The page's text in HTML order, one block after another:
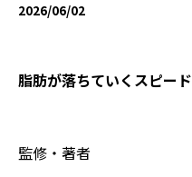
2026/06/02
脂肪が落ちていくスピード
監修・著者